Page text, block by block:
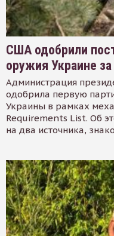
США одобрили
оружия Украине
Администрация
одобрила первую
Украины в рамках
Requirements List. Об
на два источника,